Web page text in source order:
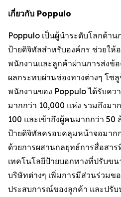
เกี่ยวกับ Poppulo
Poppulo เป็นผู้นำระดับโลกด้า
ป้ายดิจิทัลสำหรับองค์กร ช่วยให้
พนักงานและลูกค้าผ่านการส่งข้
ผลกระทบผ่านช่องทางต่างๆ โซ
พนักงานของ Poppulo ได้รับคว
มากกว่า 10,000 แห่ง รวมถึงมา
100 และเข้าถึงผู้คนมากกว่า 50
ป้ายดิจิทัลครอบคลุมหน้าจอมาก
ด้วยการผสานกลยุทธ์การสื่อสา
เทคโนโลยีป้ายบอกทางที่ปรับข
บริษัทต่างๆ เพิ่มการมีส่วนร่วมข
ประสบการณ์ของลูกค้า และปรั